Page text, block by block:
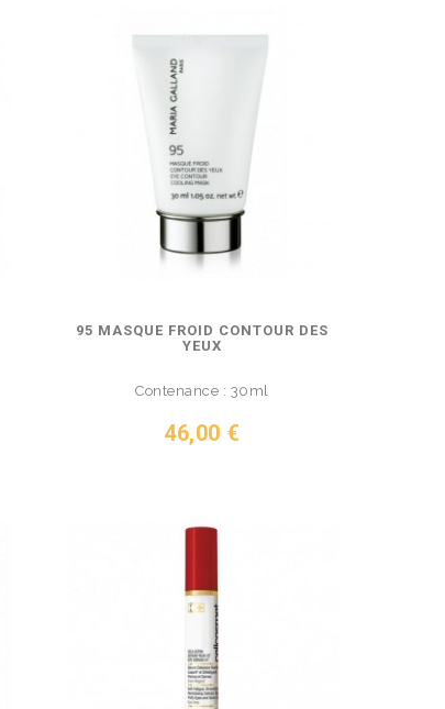
95 MASQUE FROID CONTOUR DES
YEUX
Contenance : 30ml
Prix
46,00 €
VOIR LE PRODUIT